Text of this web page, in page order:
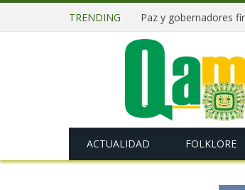
TRENDING
ACTUALIDAD FOLKLORE